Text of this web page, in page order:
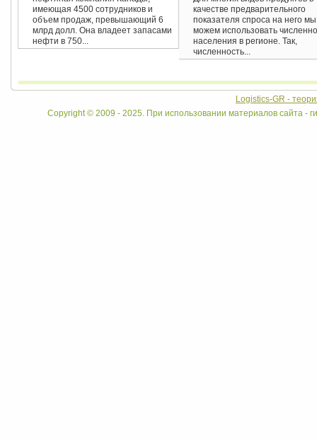
имеющая 4500 сотрудников и
объем продаж, превышающий 6
млрд долл. Она владеет запасами
нефти в 750...
качестве предварительного
показателя спроса на него мы
можем использовать
населения в регионе. Так,
численность...
Logistics-GR -
Copyright © 2009 - 2025. При использовании материалов сайта -